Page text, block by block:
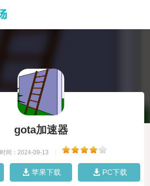
gota加速器
时间：2024-09-13
苹果下载 PC下载